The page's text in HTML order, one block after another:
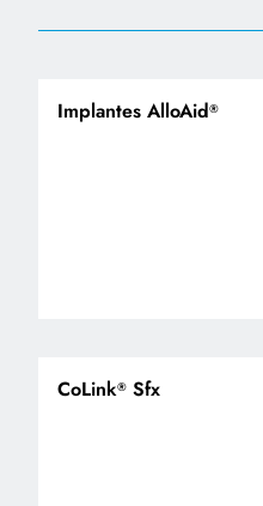
Implantes AlloAid®
CoLink® Sfx